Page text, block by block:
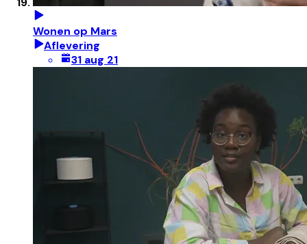
Wonen op Mars
Aflevering
31 aug 21